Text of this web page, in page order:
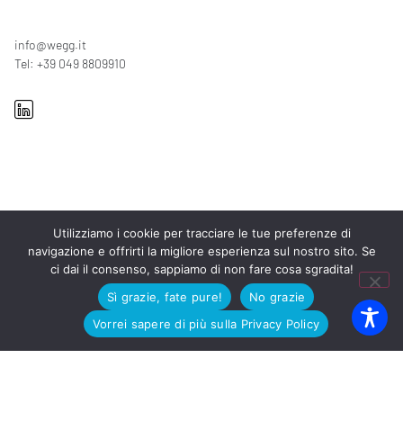
info@wegg.it
Tel: +39 049 8809910
I NOSTRI UFFICI
Via Arnaldo Fusinato 42, 35137
Viale Enrico Forlanini 23, 20134
Viale Giorgio Ribotta 11, 00144
Utilizziamo i cookie per tracciare le tue preferenze di
navigazione e offrirti la migliore esperienza sul nostro sito. Se
ci dai il consenso, sappiamo di non fare cosa sgradita!
Sì grazie, fate pure!
No grazie
Vorrei sapere di più sulla Privacy Policy